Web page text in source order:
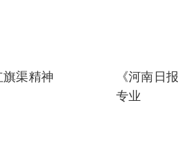
旗渠精神
《河南日
专业